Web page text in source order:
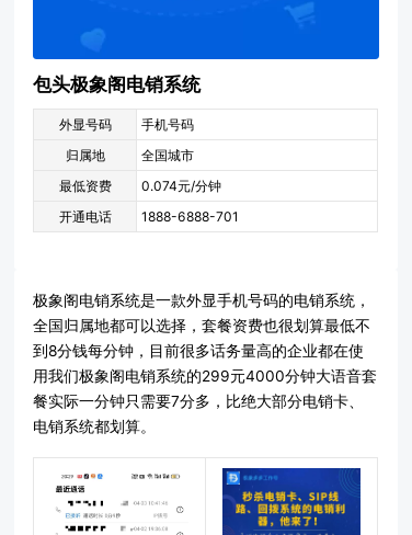
包头极象阁电销系统
外显号码
手机号码
归属地
全国城市
最低资费
0.074元/分钟
开通电话
1888-6888-701
极象阁电销系统是一款外显手机号码的电销系统，
全国归属地都可以选择，套餐资费也很划算最低不
到8分钱每分钟，目前很多话务量高的企业都在使
用我们极象阁电销系统的299元4000分钟大语音套
餐实际一分钟只需要7分多，比绝大部分电销卡、
电销系统都划算。